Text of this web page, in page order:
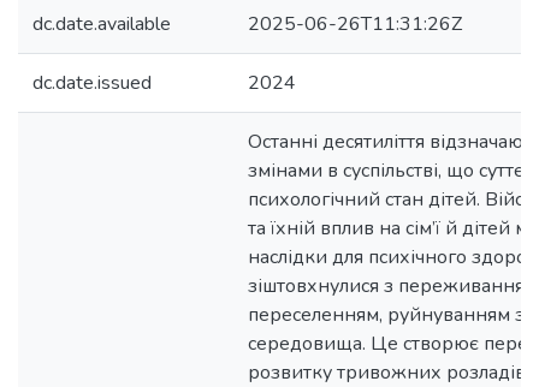
dc.date.available 2025-06-26T11:31:26Z
dc.date.issued 2024
Останні десятиліття
змінами в суспільстві, що
психологічний стан дітей.
та їхній вплив на сім’ї й дітей
наслідки для психічного
зіштовхнулися з
переселенням, руйнуванням
середовища. Це створює
розвитку тривожних розладів,